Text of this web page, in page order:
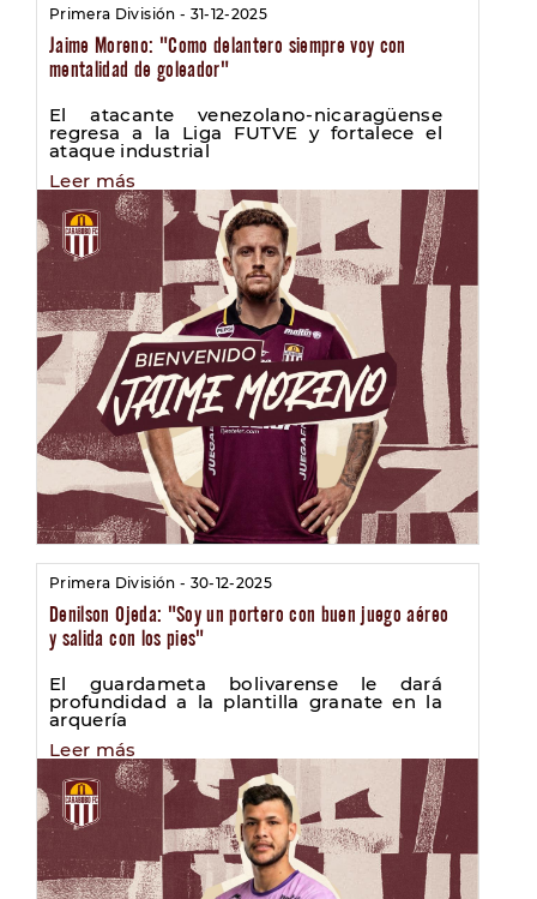
Primera División - 31-12-2025
Jaime Moreno: "Como delantero siempre voy con
mentalidad de goleador"
El atacante venezolano-nicaragüense
regresa a la Liga FUTVE y fortalece el
ataque industrial
Leer más
Primera División - 30-12-2025
Denilson Ojeda: "Soy un portero con buen juego aéreo
y salida con los pies"
El guardameta bolivarense le dará
profundidad a la plantilla granate en la
arquería
Leer más